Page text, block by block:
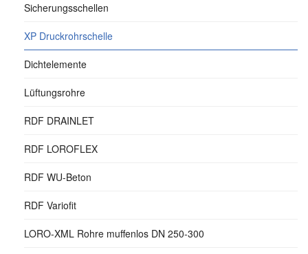
Sicherungsschellen
XP Druckrohrschelle
Dichtelemente
Lüftungsrohre
RDF DRAINLET
RDF LOROFLEX
RDF WU-Beton
RDF Variofit
LORO-XML Rohre muffenlos DN 250-300